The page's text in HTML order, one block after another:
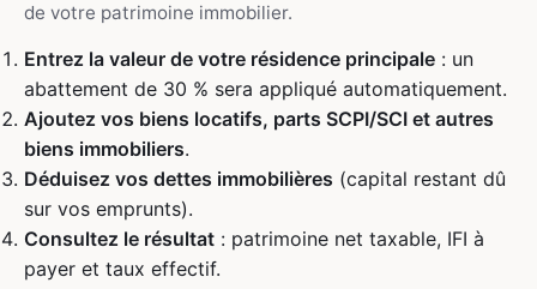
de votre patrimoine immobilier.
Entrez la valeur de votre résidence principale : un
abattement de 30 % sera appliqué automatiquement.
Ajoutez vos biens locatifs, parts SCPI/SCI et autres
biens immobiliers.
Déduisez vos dettes immobilières (capital restant dû
sur vos emprunts).
Consultez le résultat : patrimoine net taxable, IFI à
payer et taux effectif.